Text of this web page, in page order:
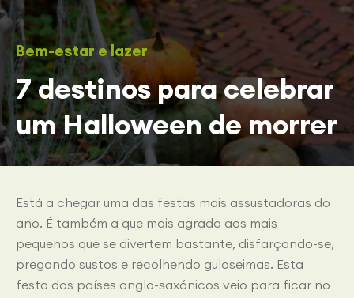
Bem-estar e lazer
7 destinos para celebrar
um Halloween de morrer
Está a chegar uma das festas mais assustadoras do
ano. É também a que mais agrada aos mais
pequenos que se divertem bastante, disfarçando-se,
pregando sustos e recolhendo guloseimas. Esta
festa dos países anglo-saxónicos veio para ficar no